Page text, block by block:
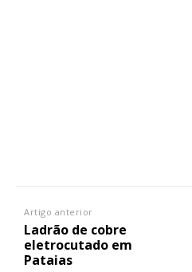
Artigo anterior
Ladrão de cobre
eletrocutado em
Pataias